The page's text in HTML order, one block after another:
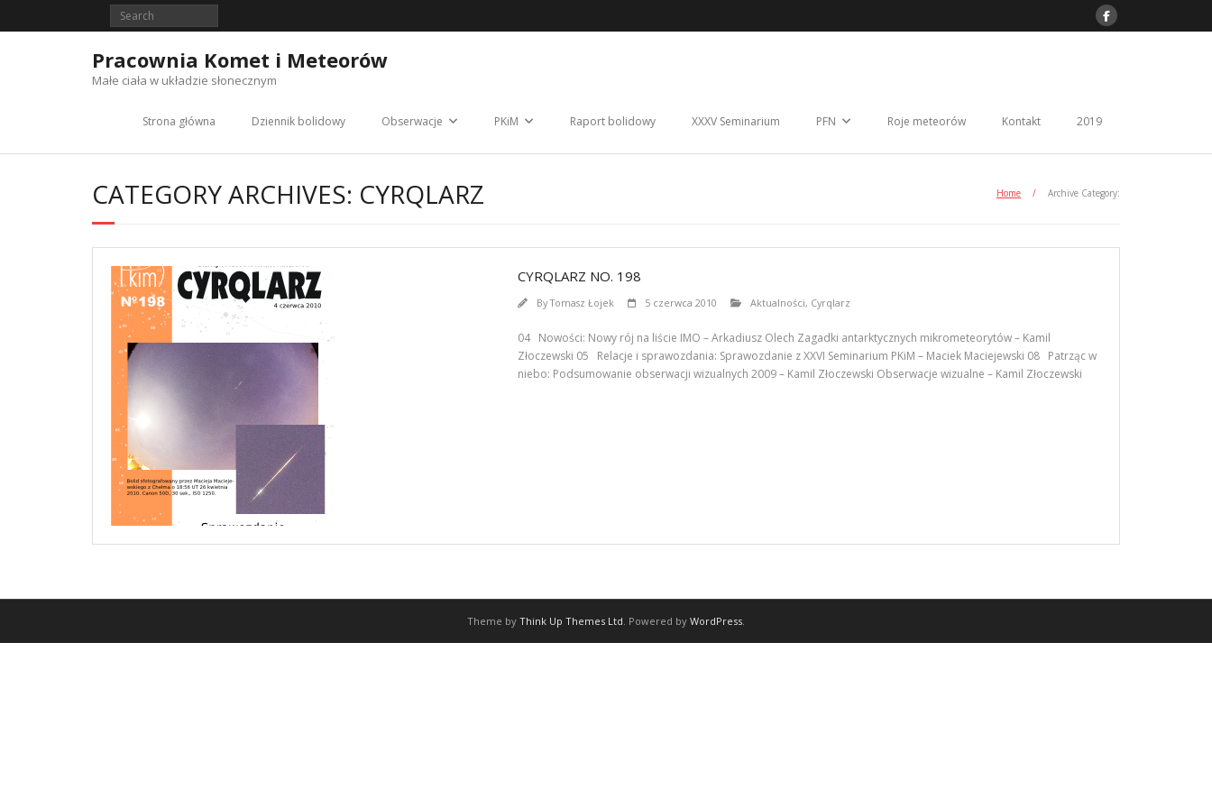
Pracownia Komet i Meteorów
Małe ciała w układzie słonecznym
Strona główna Dziennik bolidowy Obserwacje PKiM Raport bolidowy XXXV Seminarium PFN Roje meteorów Kontakt 2019
CATEGORY ARCHIVES: CYRQLARZ Home / Archive Category:
CYRQLARZ NO. 198
ByTomasz Łojek 5 czerwca 2010 Aktualności, Cyrqlarz
04 Nowości: Nowy rój na liście IMO – Arkadiusz Olech Zagadki antarktycznych mikrometeorytów – Kamil
Złoczewski 05 Relacje i sprawozdania: Sprawozdanie z XXVI Seminarium PKiM – Maciek Maciejewski 08 Patrząc w
niebo: Podsumowanie obserwacji wizualnych 2009 – Kamil Złoczewski Obserwacje wizualne – Kamil Złoczewski
Theme by Think Up Themes Ltd. Powered by WordPress.